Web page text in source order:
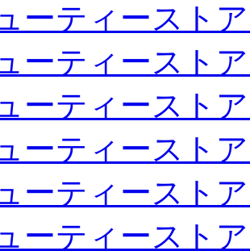
ーティースト
ーティースト
ーティースト
ーティースト
ーティースト
ーティースト